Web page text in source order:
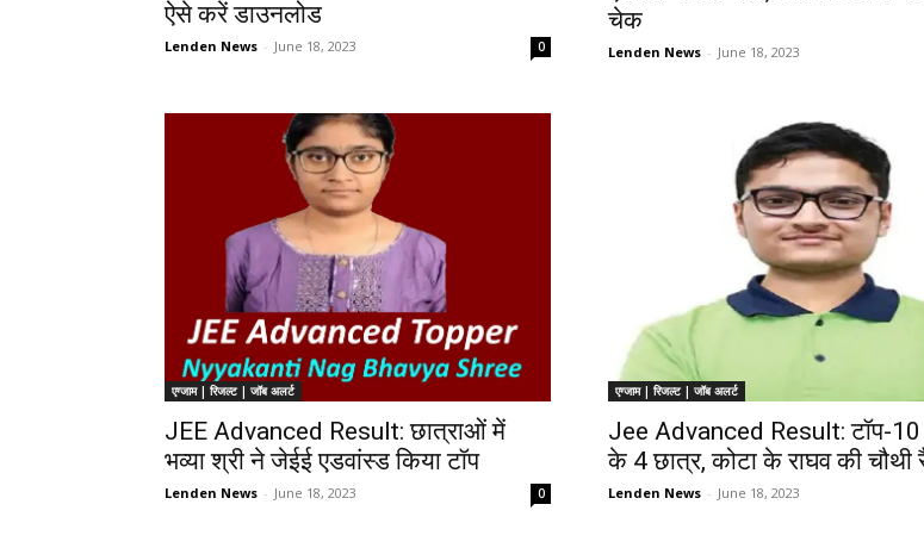
ऐसे करें डाउनलोड
Lenden News - June 18, 2023 0
चेक
Lenden News - June 18, 2023
एग्जाम | रिजल्ट | जॉब अलर्ट
JEE Advanced Result: छात्राओं में
भव्या श्री ने जेईई एडवांस्ड किया टॉप
Lenden News - June 18, 2023 0
एग्जाम | रिजल्ट | जॉब अलर्ट
Jee Advanced Result: टॉप-10
के 4 छात्र, कोटा के राघव की चौथी
Lenden News - June 18, 2023